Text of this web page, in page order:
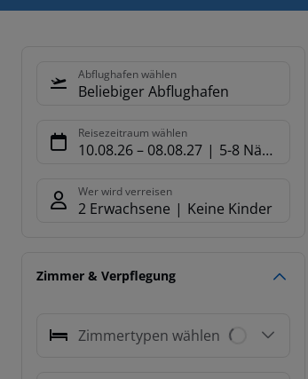
Abflughafen wählen
Beliebiger Abflughafen
Reisezeitraum wählen
10.08.26– 08.08.27 5-8 Nächte
Wer wird verreisen
2 Erwachsene Keine Kinder
Zimmer & Verpflegung
Zimmertypen wählen